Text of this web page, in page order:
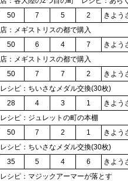
50 7 5 2
きよう
店：メギストリスの都で購入
50 6 4 7
きよう
店：メギストリスの都で購入
50 7 7 2
きよう
レシピ：ちいさなメダル交換(30枚)
28 4 3 1
きよう
レシピ：ジュレットの町の本棚
50 7 2 1
きよう
レシピ：ちいさなメダル交換(30枚)
35 5 4 6
きよう
レシピ：マジックアーマーが落とす